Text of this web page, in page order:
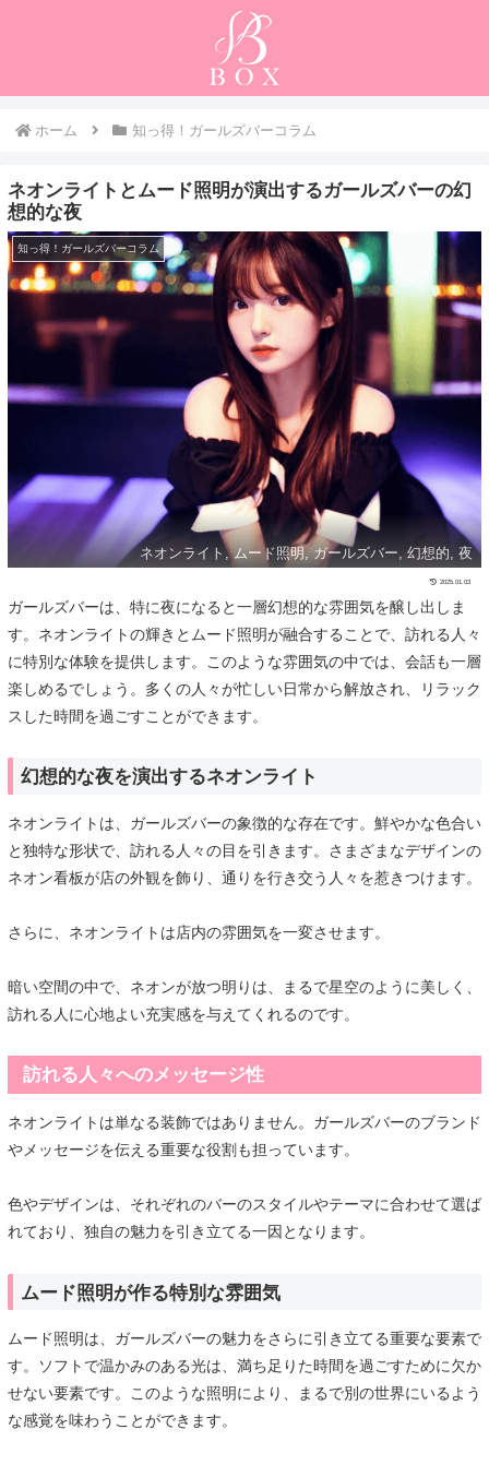
ホーム 知っ得！ガールズバーコラム
ネオンライトとムード照明が演出するガールズバーの幻
想的な夜
知っ得！ガールズバーコラム
ネオンライト, ムード照明, ガールズバー, 幻想的, 夜
2025.01.03
ガールズバーは、特に夜になると一層幻想的な雰囲気を醸し出しま
す。ネオンライトの輝きとムード照明が融合することで、訪れる人々
に特別な体験を提供します。このような雰囲気の中では、会話も一層
楽しめるでしょう。多くの人々が忙しい日常から解放され、リラック
スした時間を過ごすことができます。
幻想的な夜を演出するネオンライト
ネオンライトは、ガールズバーの象徴的な存在です。鮮やかな色合い
と独特な形状で、訪れる人々の目を引きます。さまざまなデザインの
ネオン看板が店の外観を飾り、通りを行き交う人々を惹きつけます。
さらに、ネオンライトは店内の雰囲気を一変させます。
暗い空間の中で、ネオンが放つ明りは、まるで星空のように美しく、
訪れる人に心地よい充実感を与えてくれるのです。
訪れる人々へのメッセージ性
ネオンライトは単なる装飾ではありません。ガールズバーのブランド
やメッセージを伝える重要な役割も担っています。
色やデザインは、それぞれのバーのスタイルやテーマに合わせて選ば
れており、独自の魅力を引き立てる一因となります。
ムード照明が作る特別な雰囲気
ムード照明は、ガールズバーの魅力をさらに引き立てる重要な要素で
す。ソフトで温かみのある光は、満ち足りた時間を過ごすために欠か
せない要素です。このような照明により、まるで別の世界にいるよう
な感覚を味わうことができます。